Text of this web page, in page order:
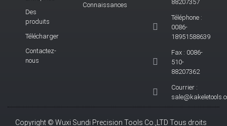
Des
produits
Télécharger
Contactez-
nous
Connaissances
88207357
Téléphone :
0086-
18951588639
Fax : 0086-
510-
88207362
Courrier :
Copyright © Wuxi Sundi Precision Tools Co.,LTD Tous droits